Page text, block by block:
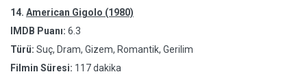
14. American Gigolo (1980)
IMDB Puanı: 6.3
Türü: Suç, Dram, Gizem, Romantik, Gerilim
Filmin Süresi: 117 dakika